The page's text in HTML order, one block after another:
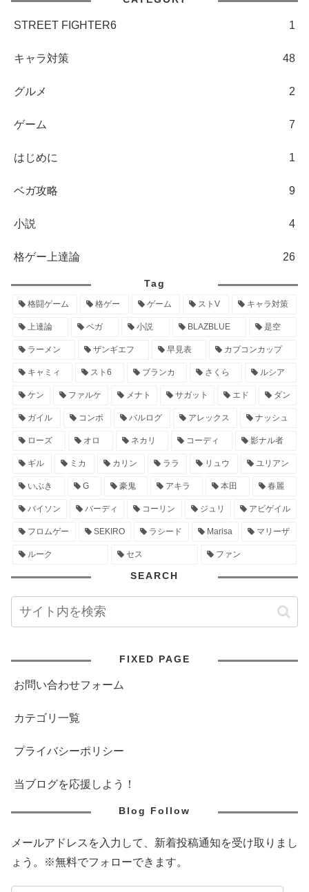
STREET FIGHTER6 1
キャラ対策 48
グルメ 2
ゲーム 7
はじめに 1
ベガ攻略 9
小説 4
格ゲー上達論 26
Tag
格闘ゲーム 格ゲー ゲーム ストV キャラ対策
上達論 ベガ 小説 BLAZBLUE 是空
ラーメン ザンギエフ 早見表 カプコンカップ
キャミィ スト6 ブランカ さくら ルシア
ケン ファルケ メナト サガット エド ダン
ガイル コンボ バルログ アレックス ナッシュ
ローズ オロ ネカリ コーディ 影ナル者
ギル ミカ カリン ララ リュウ ユリアン
いぶき G 豪鬼 アキラ 本田 春麗
バイソン バーディ コーリン ジュリ アビゲイル
フロムゲー SEKIRO ラシード Marisa マリーザ
ルーク セス ファン
SEARCH
FIXED PAGE
お問い合わせフォーム
カテゴリ一覧
プライバシーポリシー
当ブログを応援しよう！
Blog Follow
メールアドレスを入力して、新着投稿通知を受け取りまし
ょう。※無料でフォローできます。